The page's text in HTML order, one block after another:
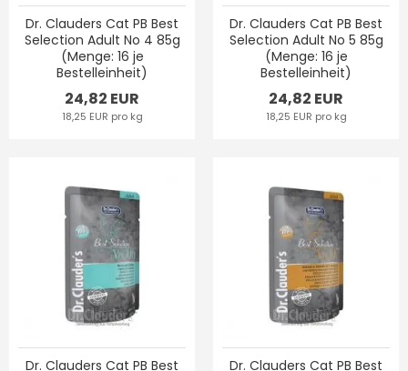
Dr. Clauders Cat PB Best
Selection Adult No 4 85g
(Menge: 16 je
Bestelleinheit)
24,82 EUR
18,25 EUR pro kg
Dr. Clauders Cat PB Best
Selection Adult No 5 85g
(Menge: 16 je
Bestelleinheit)
24,82 EUR
18,25 EUR pro kg
Dr. Clauders Cat PB Best
Dr. Clauders Cat PB Best